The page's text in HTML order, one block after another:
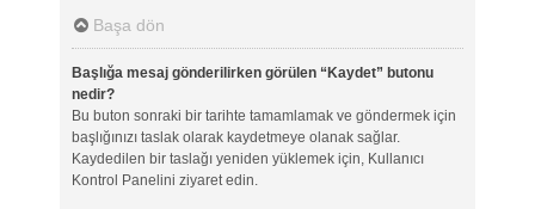
Başa dön
Başlığa mesaj gönderilirken görülen “Kaydet” butonu
nedir?
Bu buton sonraki bir tarihte tamamlamak ve göndermek için
başlığınızı taslak olarak kaydetmeye olanak sağlar.
Kaydedilen bir taslağı yeniden yüklemek için, Kullanıcı
Kontrol Panelini ziyaret edin.